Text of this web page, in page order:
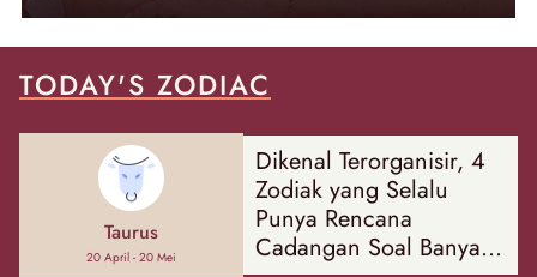
TODAY'S ZODIAC
Taurus
20 April - 20 Mei
Dikenal Terorganisir, 4
Zodiak yang Selalu
Punya Rencana
Cadangan Soal Banyak